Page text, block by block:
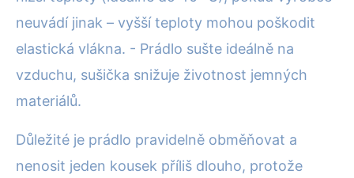
neuvádí jinak – vyšší teploty mohou poškodit
elastická vlákna. - Prádlo sušte ideálně na
vzduchu, sušička snižuje životnost jemných
materiálů.
Důležité je prádlo pravidelně obměňovat a
nenosit jeden kousek příliš dlouho, protože